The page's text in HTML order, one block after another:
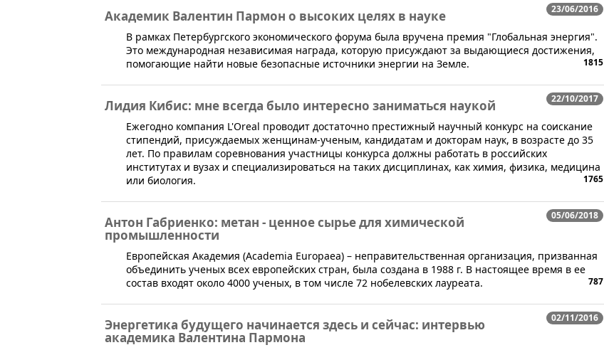
23/06/2016
Академик Валентин Пармон о высоких целях в науке
​В рамках Петербургского экономического форума была вручена премия "Глобальная энергия".
Это международная независимая награда, которую присуждают за выдающиеся достижения,
помогающие найти новые безопасные источники энергии на Земле.
1815
22/10/2017
Лидия Кибис: мне всегда было интересно заниматься наукой
​​Ежегодно компания L'Oreal проводит достаточно престижный научный конкурс на соискание
стипендий, присуждаемых женщинам-ученым, кандидатам и докторам наук, в возрасте до 35
лет. По правилам соревнования участницы конкурса должны работать в российских
институтах и вузах и специализироваться на таких дисциплинах, как химия, физика, медицина
или биология.
1765
05/06/2018
Антон Габриенко: метан - ценное сырье для химической
промышленности
Европейская Академия (Academia Europaea) – неправительственная организация, призванная
объединить ученых всех европейских стран, была создана в 1988 г. В настоящее время в ее
состав входят около 4000 ученых, в том числе 72 нобелевских лауреата.
787
02/11/2016
Энергетика будущего начинается здесь и сейчас: интервью
академика Валентина Пармона